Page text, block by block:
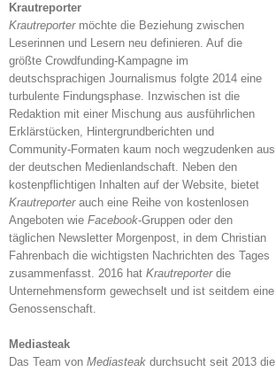
Krautreporter
Krautreportermöchte die Beziehung zwischen
Leserinnen und Lesern neu definieren. Auf die
größte Crowdfunding-Kampagne im
deutschsprachigen Journalismus folgte 2014 eine
turbulente Findungsphase. Inzwischen ist die
Redaktion mit einer Mischung aus ausführlichen
Erklärstücken, Hintergrundberichten und
Community-Formaten kaum noch wegzudenken aus
der deutschen Medienlandschaft. Neben den
kostenpflichtigen Inhalten auf der Website, bietet
Krautreporterauch eine Reihe von kostenlosen
Angeboten wie Facebook-Gruppen oder den
täglichen Newsletter Morgenpost, in dem Christian
Fahrenbach die wichtigsten Nachrichten des Tages
zusammenfasst. 2016 hat Krautreporterdie
Unternehmensform gewechselt und ist seitdem eine
Genossenschaft.
Mediasteak
Das Team von Mediasteak durchsucht seit 2013 die